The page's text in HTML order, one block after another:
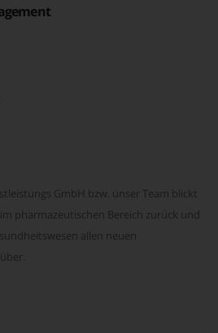
GmbH bzw. unser Team blickt
pharmazeutischen Bereich zurück und
allen neuen